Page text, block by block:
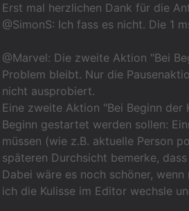
Erst mal herzlichen Dank für die
@SimonS: Ich fass es nicht. Die 1
@Marvel: Die zweite Aktion "Bei
Problem bleibt. Nur die
nicht ausprobiert.
Eine zweite Aktion "Bei Beginn der
Beginn gestartet werden sollen:
müssen (wie z.B. aktuelle Person
späteren Durchsicht bemerke,
Dabei wäre es noch schöner,
ich die Kulisse im Editor wechsle